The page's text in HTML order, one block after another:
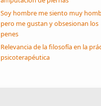
Soy hombre me siento muy
pero me gustan y obsesionan los
penes
Relevancia de la filosofía en la
psicoterapéutica